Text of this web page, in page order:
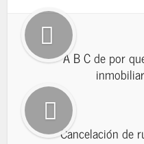
A B C de por
Cancelación de